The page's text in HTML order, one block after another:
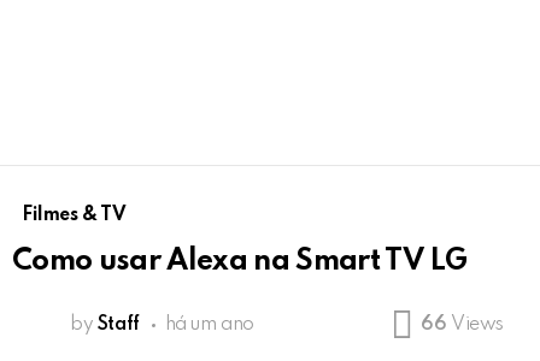
Filmes & TV
Como usar Alexa na Smart TV LG
by Staff há um ano 66 Views